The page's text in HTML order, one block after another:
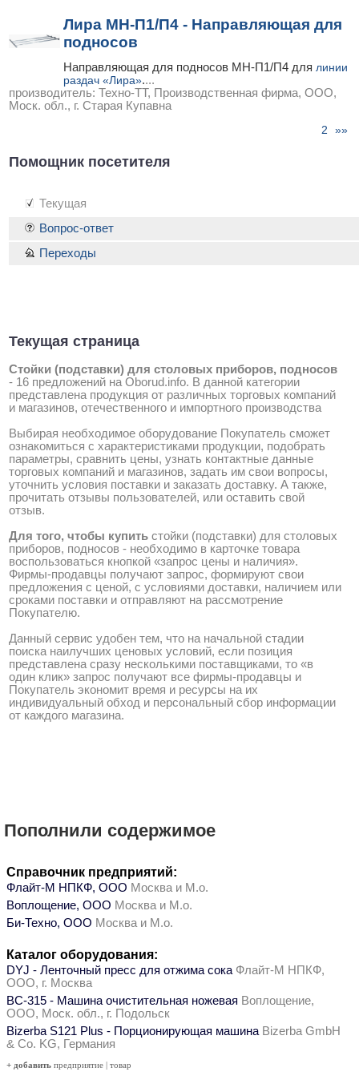
Лира МН-П1/П4 - Направляющая для
подносов
Направляющая для подносов МН-П1/П4 для линии
раздач «Лира»....
производитель: Техно-ТТ, Производственная фирма, ООО,
Моск. обл., г. Старая Купавна
2 |»»
Помощник посетителя
Текущая
Текущая страница
Стойки (подставки) для столовых приборов, подносов
- 16 предложений на Oborud.info. В данной категории
представлена продукция от различных торговых компаний
и магазинов, отечественного и импортного производства
Выбирая необходимое оборудование Покупатель сможет
ознакомиться с характеристиками продукции, подобрать
параметры, сравнить цены, узнать контактные данные
торговых компаний и магазинов, задать им свои вопросы,
уточнить условия поставки и заказать доставку. А также,
прочитать отзывы пользователей, или оставить свой
отзыв.
Для того, чтобы купить стойки (подставки) для столовых
приборов, подносов - необходимо в карточке товара
воспользоваться кнопкой «запрос цены и наличия».
Фирмы-продавцы получают запрос, формируют свои
предложения с ценой, с условиями доставки, наличием или
сроками поставки и отправляют на рассмотрение
Покупателю.
Данный сервис удобен тем, что на начальной стадии
поиска наилучших ценовых условий, если позиция
представлена сразу несколькими поставщиками, то «в
один клик» запрос получают все фирмы-продавцы и
Покупатель экономит время и ресурсы на их
индивидуальный обход и персональный сбор информации
от каждого магазина.
Вопрос-ответ
Переходы
Пополнили содержимое
Справочник предприятий:
Флайт-М НПКФ, ООО Москва и М.о.
Воплощение, ООО Москва и М.о.
Би-Техно, ООО Москва и М.о.
Каталог оборудования:
DYJ - Ленточный пресс для отжима сока Флайт-М НПКФ,
ООО, г. Москва
ВС-315 - Машина очистительная ножевая Воплощение,
ООО, Моск. обл., г. Подольск
Bizerba S121 Plus - Порционирующая машина Bizerba GmbH
& Co. KG, Германия
+ добавить предприятие | товар